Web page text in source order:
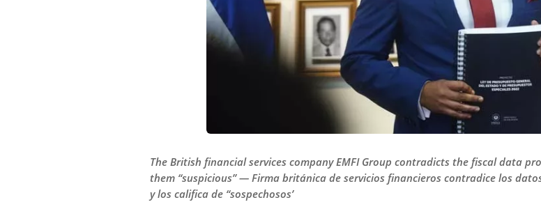
The British financial services company EMFI Group contradicts the fiscal data
them “suspicious” — Firma británica de servicios financieros contradice los
y los califica de “sospechosos’